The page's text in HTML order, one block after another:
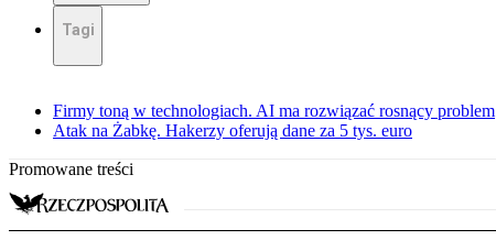
Tagi
Firmy toną w technologiach. AI ma rozwiązać rosnący problem
Atak na Żabkę. Hakerzy oferują dane za 5 tys. euro
Promowane treści